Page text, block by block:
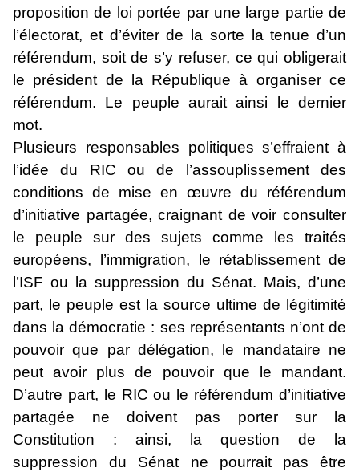
proposition de loi portée par une large partie de
l’électorat, et d’éviter de la sorte la tenue d’un
référendum, soit de s’y refuser, ce qui obligerait
le président de la République à organiser ce
référendum. Le peuple aurait ainsi le dernier
mot.
Plusieurs responsables politiques s’effraient à
l’idée du RIC ou de l’assouplissement des
conditions de mise en œuvre du référendum
d’initiative partagée, craignant de voir consulter
le peuple sur des sujets comme les traités
européens, l’immigration, le rétablissement de
l’ISF ou la suppression du Sénat. Mais, d’une
part, le peuple est la source ultime de légitimité
dans la démocratie : ses représentants n’ont de
pouvoir que par délégation, le mandataire ne
peut avoir plus de pouvoir que le mandant.
D’autre part, le RIC ou le référendum d’initiative
partagée ne doivent pas porter sur la
Constitution : ainsi, la question de la
suppression du Sénat ne pourrait pas être